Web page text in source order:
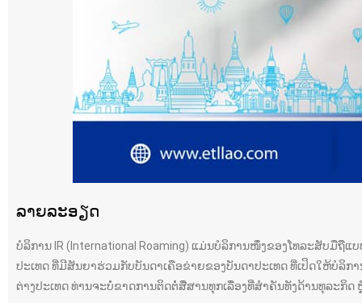
ລາຍລະອຽດ
ບໍລິການ IR (International Roaming) ແມ່ນບໍລິການໜຶ່ງຂອງໂທລະສັບມືຖືແ
ປະເທດ ທີ່ມີສັນຍາຮ່ວມກັບບັນດາເຄືອຂ່າຍຂອງບັນດາປະເທດ ທີ່ເປິດໃຫ້ບໍລິກ
ຕ່າງປະເທດ ທ່ານຈະບໍ່ຂາດການຕິດຕໍ່ສື່ສານທຸກເລື່ອງທີ່ສໍາຄັນທັງດ້ານທຸລະກິດ